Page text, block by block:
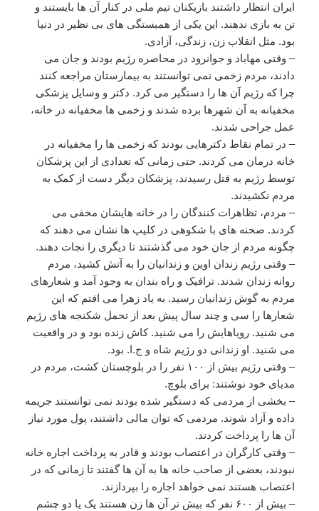
ایران انتظار داشتند بازیکنان تیم ملی در کنار آن ها بایستند و
تن به بازی ندهند. این یکی از همبستگی های بی نظیر در دنیا
بود. مثل انقلاب زن، زندگی، آزادی.
– وقتی مهاباد و جوانرود در محاصره رژیم بودند و جان می
دادند، مردم زخمی نمی توانستند به بیمارستان مراجعه کنند
چرا که رژیم آن ها را دستگیر می کرد. دکتر و وسایل پزشکی
مخفیانه به آن شهرها برده شدند و زخمی ها مخفیانه در خانه،
عمل جراحی شدند.
– در تمام نقاط دکترهایی بودند که زخمی ها را مخفیانه در
خانه درمان می کردند. حتی زمانی که تعدادی از این پزشکان
توسط رژیم به قتل رسیدند، پزشکان دیگر دست از کمک به
مردم نکشیدند.
– مردم، تظاهرات کنندگان را در خانه هایشان مخفی می
کردند. صحنه های با شکوهی در کلیپ ها نشان می دهند که
چگونه مردم از جان خود می گذشتند تا دیگری را نجات دهند.
– وقتی رژیم زندان اوین و زندانیان را به آتش کشید، مردم
روانه زندان شدند. ترافیک و راه بندان به وجود آمد و شعارهای
مردم به گوش زندانیان رسید. به یاد زهرا می افتم که این
شعارها را سی و چند سال پیش بعد از تحمل شکنجه های رژیم
می شنید. رویاهایش را می شنید. کاش زنده بود و در واقعیت
می شنید. او زندانی دو رژیم شاه و ج.ا. بود.
– وقتی رژیم بیش از ۱۰۰ نفر را در بلوچستان کشت، مردم در
مدیای خود نوشتند‌: برای بلوچ.
– بخشی از مردمی که دستگیر شده بودند نمی توانستند جریمه
داده و آزاد شوند. مردمی که توان مالی داشتند، پول مورد نیاز
آن ها را پرداخت کردند.
– وقتی کارگران در اعتصاب بودند و قادر به پرداخت اجاره خانه
نبودند، بعضی از صاحب خانه ها به آن ها گفتند تا زمانی که در
اعتصاب هستند نمی خواهد اجاره را بپردازند.
– بیش از ۶۰۰ نفر که بیش تر آن ها زن هستند یک یا دو چشم